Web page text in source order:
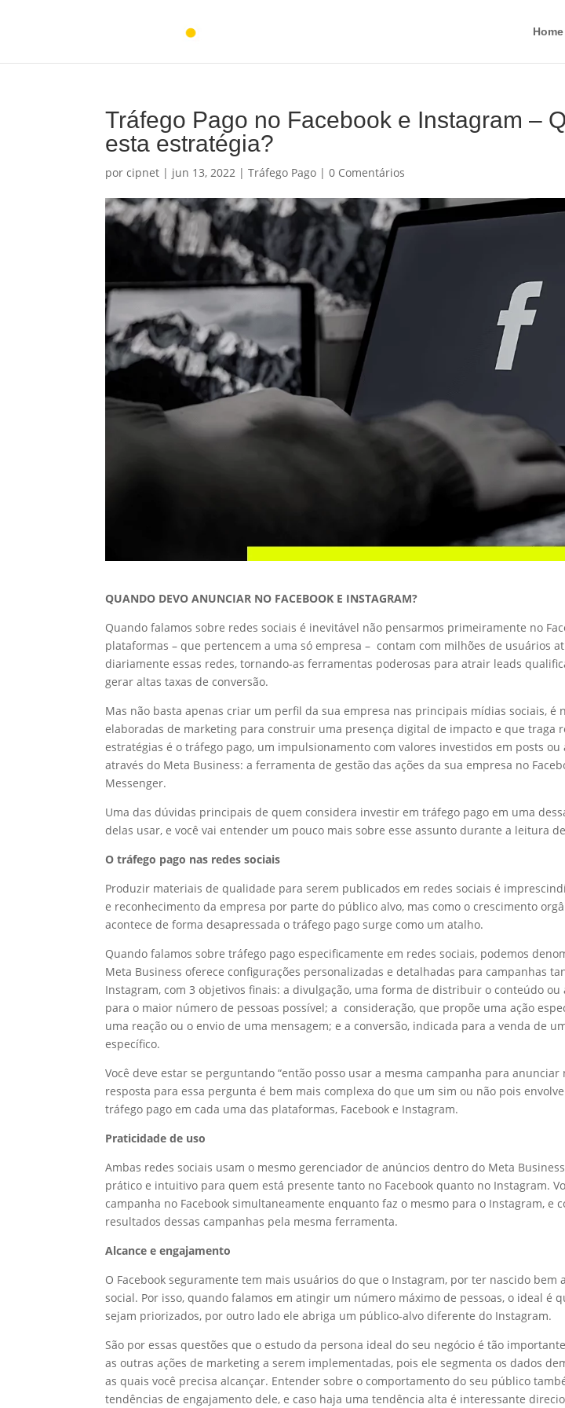
Home
Tráfego Pago no Facebook e Instagram –
esta estratégia?
porcipnet | jun 13, 2022 |Tráfego Pago |0 Comentários
QUANDO DEVO ANUNCIAR NO FACEBOOK E INSTAGRAM?
Quando falamos sobre redes sociais é inevitável não pensarmos primeiramente no
plataformas – que pertencem a uma só empresa – contam com milhões de usuários
diariamente essas redes, tornando-as ferramentas poderosas para atrair leads
gerar altas taxas de conversão.
Mas não basta apenas criar um perfil da sua empresa nas principais mídias sociais, é
elaboradas de marketing para construir uma presença digital de impacto e que traga
estratégias é o tráfego pago, um impulsionamento com valores investidos em posts
através do Meta Business: a ferramenta de gestão das ações da sua empresa no
Messenger.
Uma das dúvidas principais de quem considera investir em tráfego pago em uma
delas usar, e você vai entender um pouco mais sobre esse assunto durante a leitura
O tráfego pago nas redes sociais
Produzir materiais de qualidade para serem publicados em redes sociais é
e reconhecimento da empresa por parte do público alvo, mas como o crescimento
acontece de forma desapressada o tráfego pago surge como um atalho.
Quando falamos sobre tráfego pago especificamente em redes sociais, podemos
Meta Business oferece configurações personalizadas e detalhadas para campanhas
Instagram, com 3 objetivos finais: a divulgação, uma forma de distribuir o conteúdo
para o maior número de pessoas possível; a consideração, que propõe uma ação
uma reação ou o envio de uma mensagem; e a conversão, indicada para a venda de
específico.
Você deve estar se perguntando “então posso usar a mesma campanha para anunciar
resposta para essa pergunta é bem mais complexa do que um sim ou não pois
tráfego pago em cada uma das plataformas, Facebook e Instagram.
Praticidade de uso
Ambas redes sociais usam o mesmo gerenciador de anúncios dentro do Meta
prático e intuitivo para quem está presente tanto no Facebook quanto no Instagram.
campanha no Facebook simultaneamente enquanto faz o mesmo para o Instagram, e
resultados dessas campanhas pela mesma ferramenta.
Alcance e engajamento
O Facebook seguramente tem mais usuários do que o Instagram, por ter nascido bem
social. Por isso, quando falamos em atingir um número máximo de pessoas, o ideal é
sejam priorizados, por outro lado ele abriga um público-alvo diferente do Instagram.
São por essas questões que o estudo da persona ideal do seu negócio é tão
as outras ações de marketing a serem implementadas, pois ele segmenta os dados
as quais você precisa alcançar. Entender sobre o comportamento do seu público
tendências de engajamento dele, e caso haja uma tendência alta é interessante